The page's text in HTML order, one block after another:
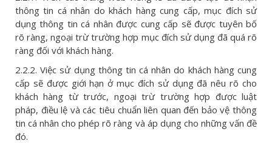
thông tin cá nhân do khách hàng cung cấp, mục đích sử
dụng thông tin cá nhân được cung cấp sẽ được tuyên bố
rõ ràng, ngoại trừ trường hợp mục đích sử dụng đã quá rõ
ràng đối với khách hàng.
2.2.2. Việc sử dụng thông tin cá nhân do khách hàng cung
cấp sẽ được giới hạn ở mục đích sử dụng đã nêu rõ cho
khách hàng từ trước, ngoại trừ trường hợp được luật
pháp, điều lệ và các tiêu chuẩn liên quan đến bảo vệ thông
tin cá nhân cho phép rõ ràng và áp dụng cho những vấn đề
đó.